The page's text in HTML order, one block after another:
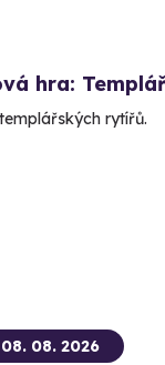
hra:
rytířů.
08. 2026